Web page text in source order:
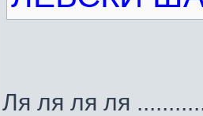
Ля ля ля ля